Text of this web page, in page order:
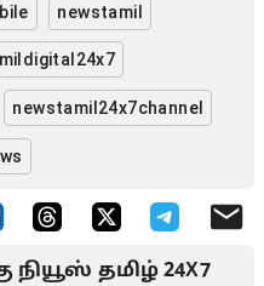
newstamil
newstamil24x7channel
நியூஸ் தமிழ் 24X7